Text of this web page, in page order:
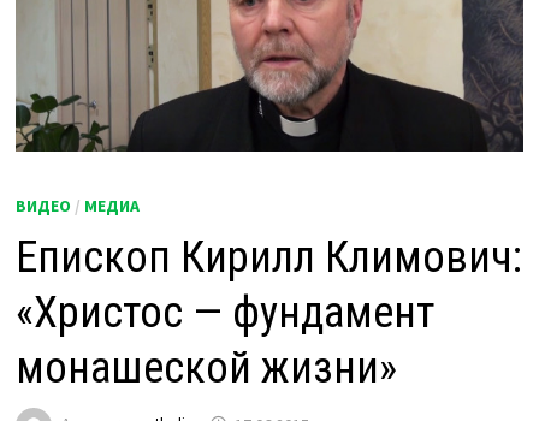
ВИДЕО / МЕДИА
Епископ Кирилл Климович:
«Христос — фундамент
монашеской жизни»